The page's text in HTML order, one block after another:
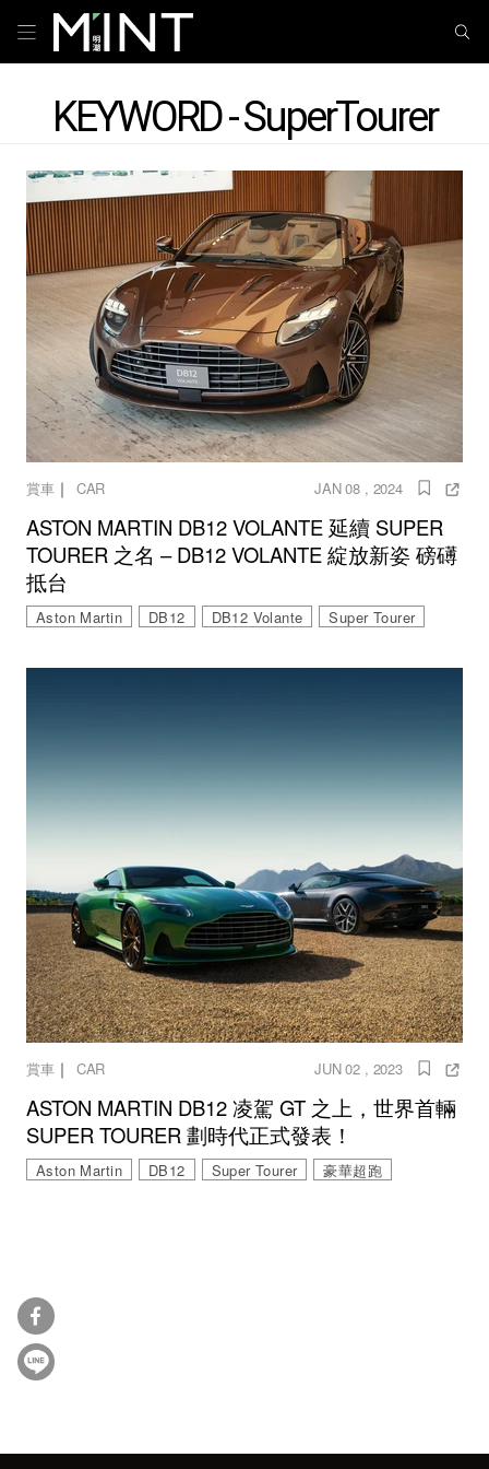
KEYWORD - SuperTourer
賞車｜ CAR JAN 08 , 2024
ASTON MARTIN DB12 VOLANTE 延續 SUPER
TOURER 之名 – DB12 VOLANTE 綻放新姿 磅礡
抵台
Aston Martin DB12 DB12 Volante Super Tourer
賞車｜ CAR JUN 02 , 2023
ASTON MARTIN DB12 凌駕 GT 之上，世界首輛
SUPER TOURER 劃時代正式發表！
Aston Martin DB12 Super Tourer 豪華超跑